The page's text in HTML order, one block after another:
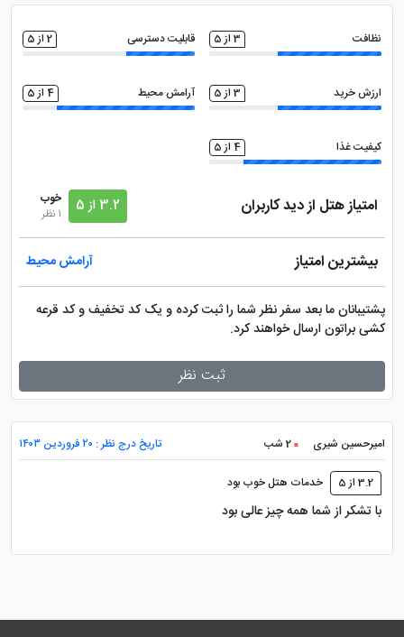
مجموعه ورزشی امکانات بازی کودکان
کتری برقی
نظافت 3 از 5 قابلیت دسترسی 2 از 5
ارزش خرید 3 از 5 آرامش محیط 4 از 5
کیفیت غذا 4 از 5
امتیاز هتل از دید کاربران 3.2 از 5
خوب
1 نظر
بیشترین امتیاز آرامش محیط
پشتیبانان ما بعد سفر نظر شما را ثبت کرده و یک کد تخفیف و کد قرعه
کشی براتون ارسال خواهند کرد.
ثبت نظر
امیرحسین شیری 2 شب تاریخ درج نظر : ۲۰ فروردین ۱۴۰۳
3.2 از 5 خدمات هتل خوب بود
با تشکر از شما همه چیز عالی بود